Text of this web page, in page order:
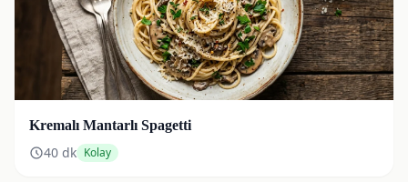
Kremalı Mantarlı Spagetti
40 dk Kolay